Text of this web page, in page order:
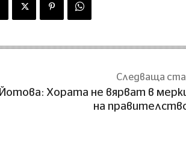
Следваща
Йотова: Хората не вярват в
на